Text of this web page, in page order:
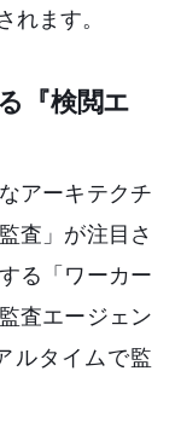
れます。
『検閲エ
アーキテクチ
査」が注目さ
る「ワーカー
査エージェン
ルタイムで監